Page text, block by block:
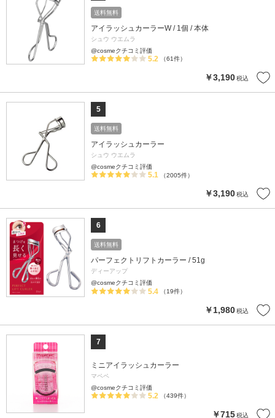
送料無料
アイラッシュカーラーW / 1個 / 本体
シュウ ウエムラ
@cosmeクチコミ評価
5.2 （61件）
￥3,190税込
5
送料無料
アイラッシュカーラー
シュウ ウエムラ
@cosmeクチコミ評価
5.1 （2005件）
￥3,190税込
6
送料無料
パーフェクトリフトカーラー / 51g
ディーアップ
@cosmeクチコミ評価
5.4 （19件）
￥1,980税込
7
ミニアイラッシュカーラー
マペペ
@cosmeクチコミ評価
5.2 （439件）
￥715税込